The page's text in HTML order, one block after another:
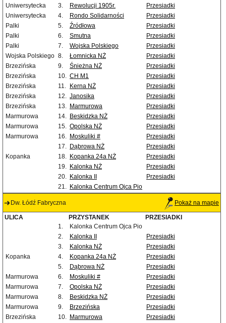
Uniwersytecka
3. Rewolucji 1905r.
Przesiadki
Uniwersytecka
4. Rondo Solidarności
Przesiadki
Palki
5. Źródłowa
Przesiadki
Palki
6. Smutna
Przesiadki
Palki
7. Wojska Polskiego
Przesiadki
Wojska Polskiego 8. Łomnicka NŻ
Przesiadki
Brzezińska
9. Śnieżna NŻ
Przesiadki
Brzezińska
10. CH M1
Przesiadki
Brzezińska
11. Kerna NŻ
Przesiadki
Brzezińska
12. Janosika
Przesiadki
Brzezińska
13. Marmurowa
Przesiadki
Marmurowa
14. Beskidzka NŻ
Przesiadki
Marmurowa
15. Opolska NŻ
Przesiadki
Marmurowa
16. Moskuliki #
Przesiadki
17. Dąbrowa NŻ
Przesiadki
Kopanka
18. Kopanka 24a NŻ
Przesiadki
19. Kalonka NŻ
Przesiadki
20. Kalonka II
Przesiadki
21. Kalonka Centrum Ojca Pio
Dw. Łódź Fabryczna Pokaż na mapie
ULICA PRZYSTANEK
PRZESIADKI
1.
Kalonka Centrum Ojca Pio
2.
Kalonka II
Przesiadki
3.
Kalonka NŻ
Przesiadki
Kopanka
4. Kopanka 24a NŻ
Przesiadki
5.
Dąbrowa NŻ
Przesiadki
Marmurowa
6. Moskuliki #
Przesiadki
Marmurowa
7. Opolska NŻ
Przesiadki
Marmurowa
8. Beskidzka NŻ
Przesiadki
Marmurowa
9. Brzezińska
Przesiadki
Brzezińska
10. Marmurowa Przesiadki